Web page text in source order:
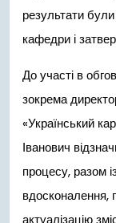
результати
кафедри і
До участі в
зокрема
«Український
Іванович
процесу, разом
вдосконалення,
актуалізацію